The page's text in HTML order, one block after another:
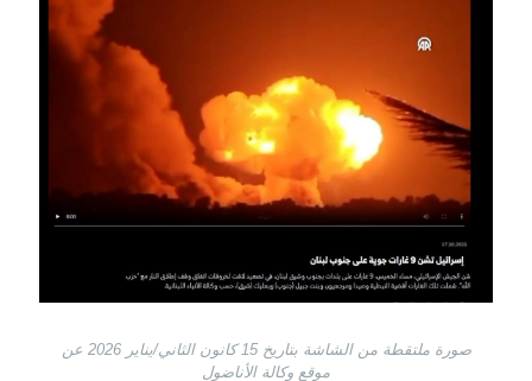
صورة ملتقطة من الشاشة بتاريخ 15 كانون الثاني/يناير 2026 عن
موقع وكالة الأناضول